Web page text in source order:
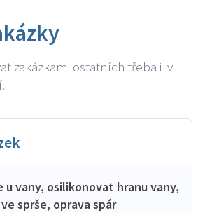
zakázkami ostatních třeba i v
u vany, osilikonovat hranu vany,
sprše, oprava spár